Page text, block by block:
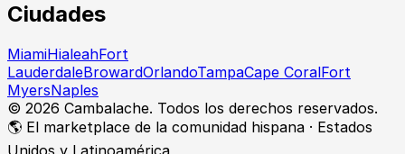
Ciudades
MiamiHialeahFort
LauderdaleBrowardOrlandoTampaCape CoralFort
MyersNaples
© 2026 Cambalache. Todos los derechos reservados.
🌎 El marketplace de la comunidad hispana · Estados